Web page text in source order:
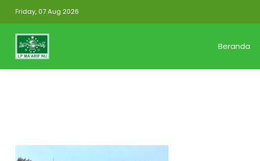
Friday, 07 Aug 2026
Beranda